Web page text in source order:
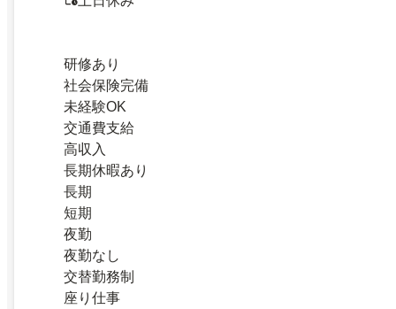
研修あり
社会保険完備
未経験OK
交通費支給
高収入
長期休暇あり
長期
短期
夜勤
夜勤なし
交替勤務制
座り仕事